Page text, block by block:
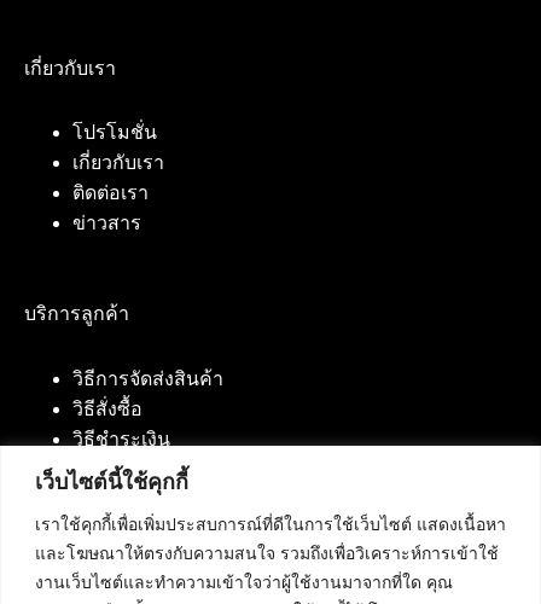
เว็บไซต์นี้ใช้คุกกี้
เราใช้คุกกี้เพื่อเพิ่มประสบการณ์ที่ดีในการใช้เว็บไซต์ แสดงเนื้อหา
และโฆษณาให้ตรงกับความสนใจ รวมถึงเพื่อวิเคราะห์การเข้าใช้
งานเว็บไซต์และทำความเข้าใจว่าผู้ใช้งานมาจากที่ใด คุณ
เกี่ยวกับเรา
โปรโมชั่น
เกี่ยวกับเรา
ติดต่อเรา
ข่าวสาร
บริการลูกค้า
วิธีการจัดส่งสินค้า
วิธีสั่งซื้อ
วิธีชำระเงิน
ติดต่อเรา
บริษัท เน็ทฟิวชั่น คอมมิวนิเคชั่น จำกัด 420/94 ถนน